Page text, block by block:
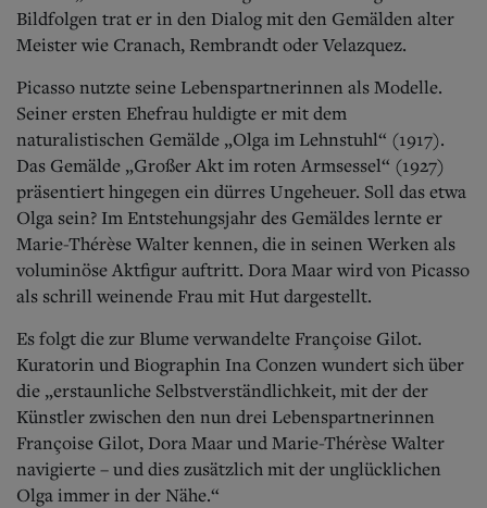
Bildfolgen trat er in den Dialog mit den Gemälden alter
Meister wie Cranach, Rembrandt oder Velazquez.
Picasso nutzte seine Lebenspartnerinnen als Modelle.
Seiner ersten Ehefrau huldigte er mit dem
naturalistischen Gemälde „Olga im Lehnstuhl“ (1917).
Das Gemälde „Großer Akt im roten Armsessel“ (1927)
präsentiert hingegen ein dürres Ungeheuer. Soll das etwa
Olga sein? Im Entstehungsjahr des Gemäldes lernte er
Marie-Thérèse Walter kennen, die in seinen Werken als
voluminöse Aktfigur auftritt. Dora Maar wird von Picasso
als schrill weinende Frau mit Hut dargestellt.
Es folgt die zur Blume verwandelte Françoise Gilot.
Kuratorin und Biographin Ina Conzen wundert sich über
die „erstaunliche Selbstverständlichkeit, mit der der
Künstler zwischen den nun drei Lebenspartnerinnen
Françoise Gilot, Dora Maar und Marie-Thérèse Walter
navigierte – und dies zusätzlich mit der unglücklichen
Olga immer in der Nähe.“